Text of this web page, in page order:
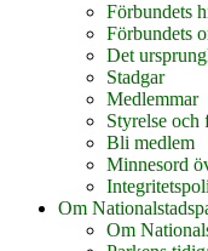
Förbundets
Förbundets
Det
Stadgar
Medlemmar
Styrelse och
Bli medlem
Minnesord
Om
Om